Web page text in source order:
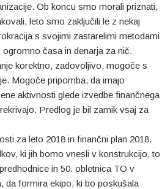
Ob koncu smo morali priznati,
leto smo zaključili le z nekaj
s svojimi zastarelimi metodami
časa in denarja za nič.
korektno, zadovoljivo, mogoče s
Mogoče pripomba, da imajo
aktivnosti glede izvedbe finančnega
Predlog je bil zamik vsaj za
za leto 2018 in finančni plan 2018.
ki jih bomo vnesli v konstrukcijo, to
in 50. obletnica TO v
da formira ekipo, ki bo poskušala